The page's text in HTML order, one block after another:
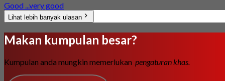
Good ...very good
Lihat lebih banyak ulasan
Makan kumpulan besar?
Kumpulan anda mungkin memerlukan pengaturan khas.